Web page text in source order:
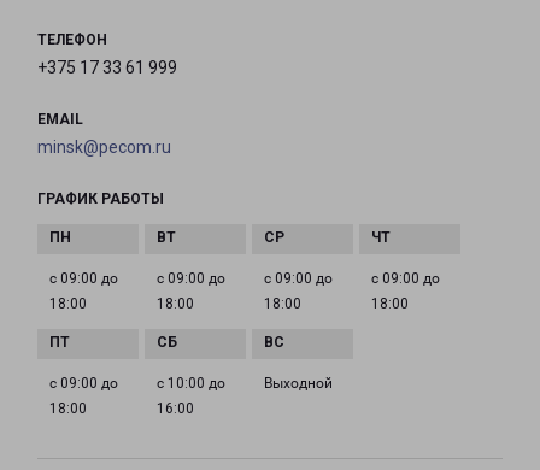
ТЕЛЕФОН
+375 17 33 61 999
EMAIL
minsk@pecom.ru
ГРАФИК РАБОТЫ
с 09:00 до
18:00
с 09:00 до
18:00
с 09:00 до
18:00
с 09:00 до
18:00
с 09:00 до
18:00
с 10:00 до
16:00
Выходной